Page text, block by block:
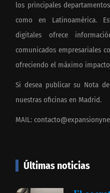
los principales
como en Latinoamérica.
digitales ofrece
comunicados empresariales
ofreciendo el máximo
Si desea publicar su Nota
nuestras oficinas en Madrid.
MAIL:
Últimas noticias